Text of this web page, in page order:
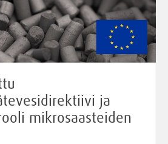
ja
mikrosaasteiden